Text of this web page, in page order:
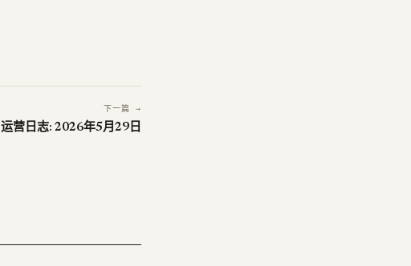
下一篇 →
运营日志: 2026年5月29日